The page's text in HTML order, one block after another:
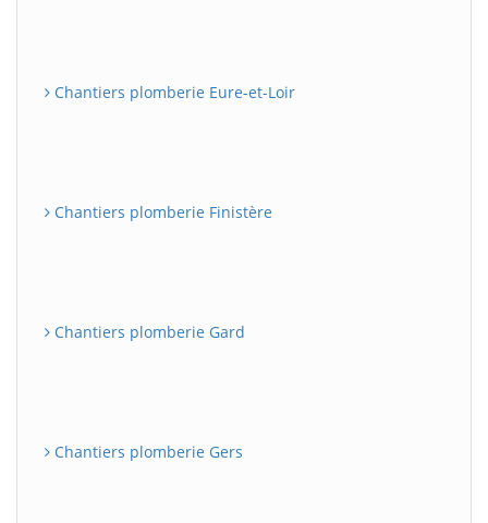
Chantiers plomberie Eure-et-Loir
Chantiers plomberie Finistère
Chantiers plomberie Gard
Chantiers plomberie Gers